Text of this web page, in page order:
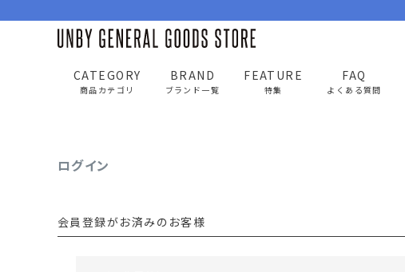
CATEGORY
商品カテゴリ
リュック/バックパック
トップス
BRAND
ブランド一覧
FEATURE
特集
FAQ
よくある質問
UNBY GENERAL GOODS STORE ログイン
ログイン
会員登録がお済みのお客様